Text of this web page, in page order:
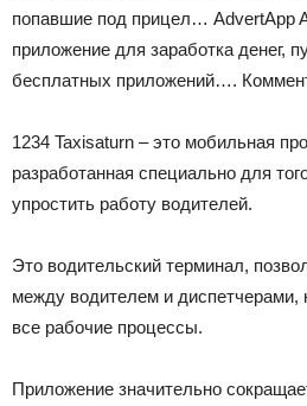
попавшие под прицел… AdvertApp
приложение для заработка денег,
бесплатных приложений….
1234 Taxisaturn – это мобильная
разработанная специально для
упростить работу водителей.
Это водительский терминал,
между водителем и диспетчерами,
все рабочие процессы.
Приложение значительно